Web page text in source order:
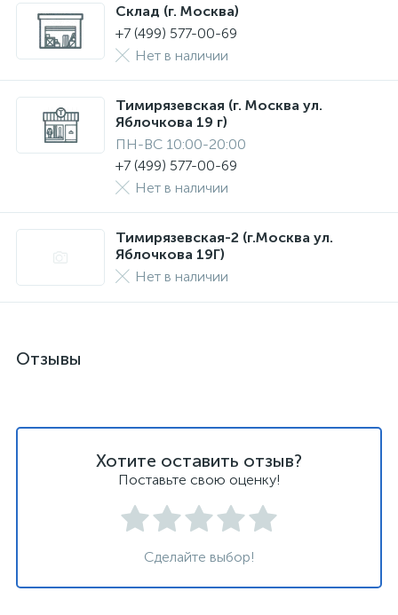
Склад (г. Москва)
+7 (499) 577-00-69
Нет в наличии
Тимирязевская (г. Москва ул.
Яблочкова 19 г)
ПН-ВС 10:00-20:00
+7 (499) 577-00-69
Нет в наличии
Тимирязевская-2 (г.Москва ул.
Яблочкова 19Г)
Нет в наличии
Отзывы
Хотите оставить отзыв?
Поставьте свою оценку!
Сделайте выбор!